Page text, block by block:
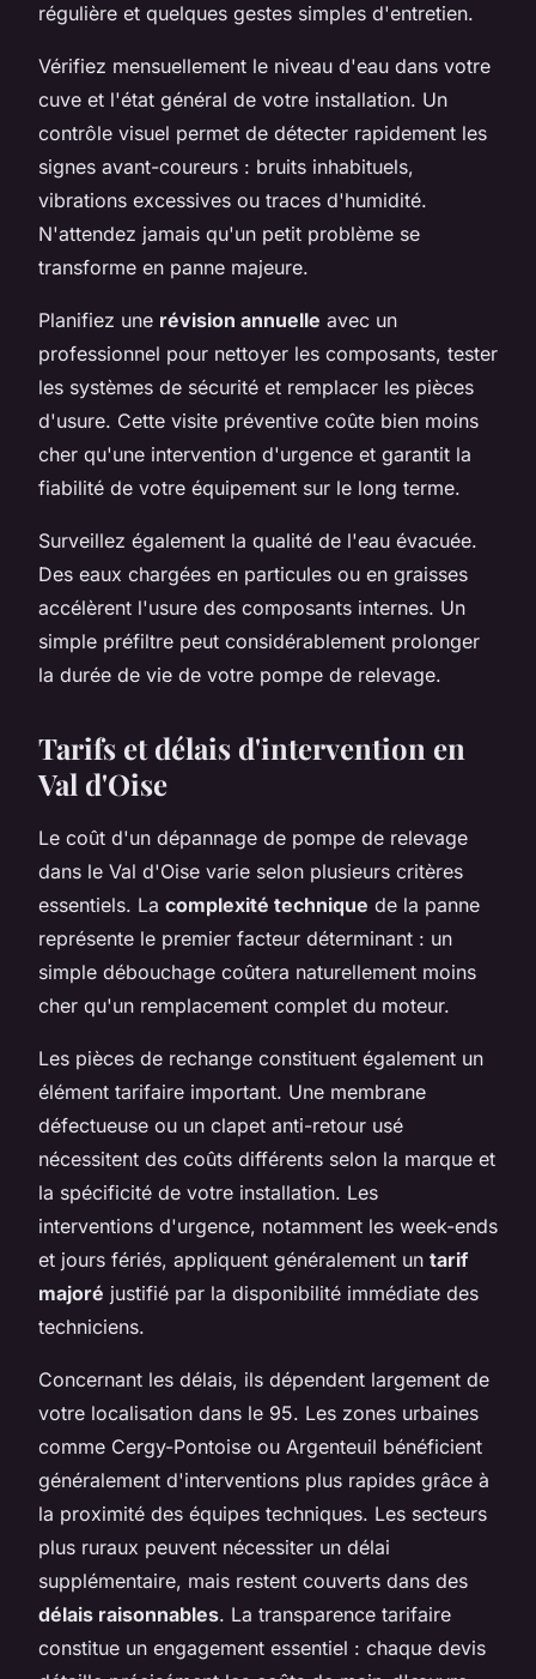
régulière et quelques gestes simples d'entretien.
Vérifiez mensuellement le niveau d'eau dans votre
cuve et l'état général de votre installation. Un
contrôle visuel permet de détecter rapidement les
signes avant-coureurs : bruits inhabituels,
vibrations excessives ou traces d'humidité.
N'attendez jamais qu'un petit problème se
transforme en panne majeure.
Planifiez une révision annuelle avec un
professionnel pour nettoyer les composants, tester
les systèmes de sécurité et remplacer les pièces
d'usure. Cette visite préventive coûte bien moins
cher qu'une intervention d'urgence et garantit la
fiabilité de votre équipement sur le long terme.
Surveillez également la qualité de l'eau évacuée.
Des eaux chargées en particules ou en graisses
accélèrent l'usure des composants internes. Un
simple préfiltre peut considérablement prolonger
la durée de vie de votre pompe de relevage.
Tarifs et délais d'intervention en
Val d'Oise
Le coût d'un dépannage de pompe de relevage
dans le Val d'Oise varie selon plusieurs critères
essentiels. La complexité technique de la panne
représente le premier facteur déterminant : un
simple débouchage coûtera naturellement moins
cher qu'un remplacement complet du moteur.
Les pièces de rechange constituent également un
élément tarifaire important. Une membrane
défectueuse ou un clapet anti-retour usé
nécessitent des coûts différents selon la marque et
la spécificité de votre installation. Les
interventions d'urgence, notamment les week-ends
et jours fériés, appliquent généralement un tarif
majoré justifié par la disponibilité immédiate des
techniciens.
Concernant les délais, ils dépendent largement de
votre localisation dans le 95. Les zones urbaines
comme Cergy-Pontoise ou Argenteuil bénéficient
généralement d'interventions plus rapides grâce à
la proximité des équipes techniques. Les secteurs
plus ruraux peuvent nécessiter un délai
supplémentaire, mais restent couverts dans des
délais raisonnables. La transparence tarifaire
constitue un engagement essentiel : chaque devis